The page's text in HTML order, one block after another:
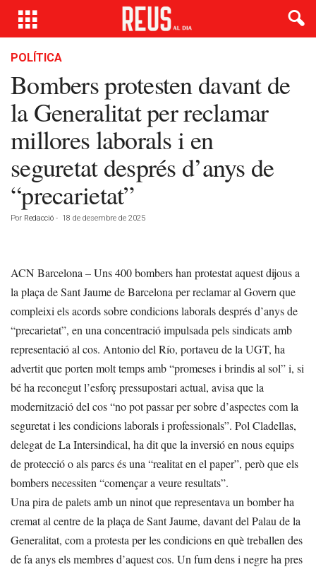
POLÍTICA
Bombers protesten davant de
la Generalitat per reclamar
millores laborals i en
seguretat després d’anys de
“precarietat”
Por Redacció - 18 de desembre de 2025
ACN Barcelona – Uns 400 bombers han protestat aquest dijous a
la plaça de Sant Jaume de Barcelona per reclamar al Govern que
compleixi els acords sobre condicions laborals després d’anys de
“precarietat”, en una concentració impulsada pels sindicats amb
representació al cos. Antonio del Río, portaveu de la UGT, ha
advertit que porten molt temps amb “promeses i brindis al sol” i, si
bé ha reconegut l’esforç pressupostari actual, avisa que la
modernització del cos “no pot passar per sobre d’aspectes com la
seguretat i les condicions laborals i professionals”. Pol Cladellas,
delegat de La Intersindical, ha dit que la inversió en nous equips
de protecció o als parcs és una “realitat en el paper”, però que els
bombers necessiten “començar a veure resultats”.
Una pira de palets amb un ninot que representava un bomber ha
cremat al centre de la plaça de Sant Jaume, davant del Palau de la
Generalitat, com a protesta per les condicions en què treballen des
de fa anys els membres d’aquest cos. Un fum dens i negre ha pres